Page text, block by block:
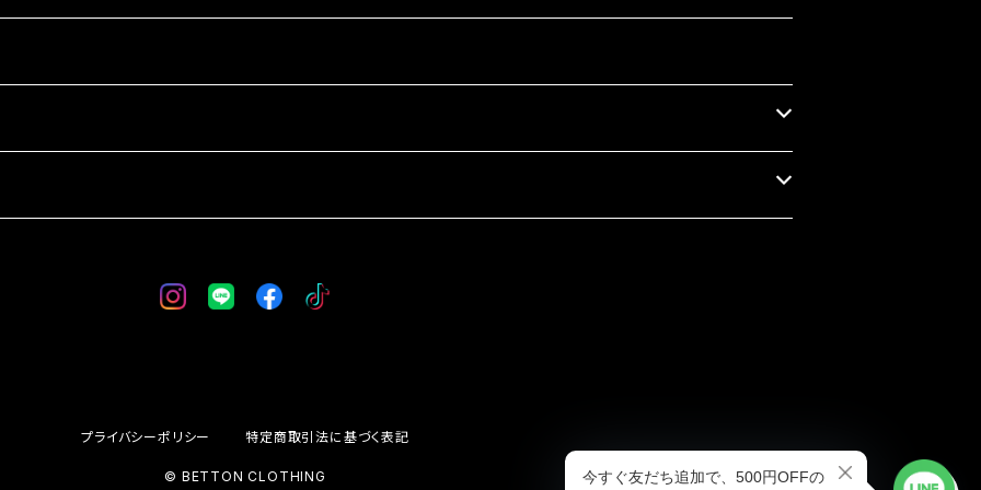
プライバシーポリシー 特定商取引法に基づく表記
© BETTON CLOTHING